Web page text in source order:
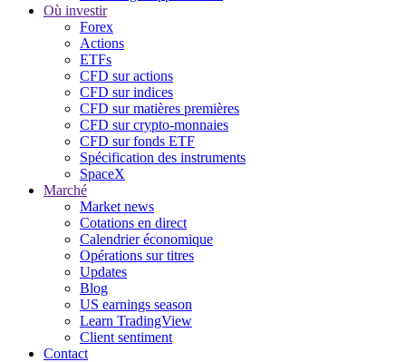
Où investir
Forex
Actions
ETFs
CFD sur actions
CFD sur indices
CFD sur matières premières
CFD sur crypto-monnaies
CFD sur fonds ETF
Spécification des instruments
SpaceX
Marché
Market news
Cotations en direct
Calendrier économique
Opérations sur titres
Updates
Blog
US earnings season
Learn TradingView
Client sentiment
Contact